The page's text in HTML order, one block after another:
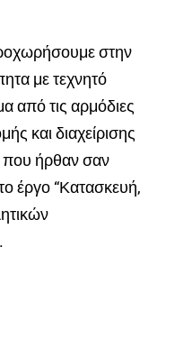
στην
με τεχνητό
από τις αρμόδιες
και διαχείρισης
που ήρθαν σαν
έργο “Κατασκευή,